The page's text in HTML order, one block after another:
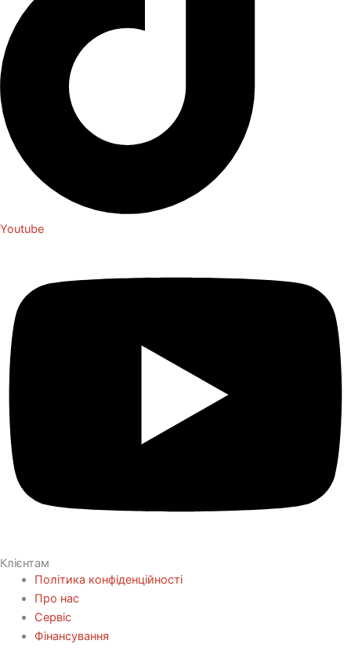
Youtube
Клієнтам
Політика конфіденційності
Про нас
Сервіс
Фінансування